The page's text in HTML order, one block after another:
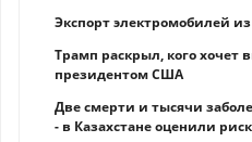
Экспорт электромобилей
Трамп раскрыл, кого
президентом США
Две смерти и тысячи
- в Казахстане оценили